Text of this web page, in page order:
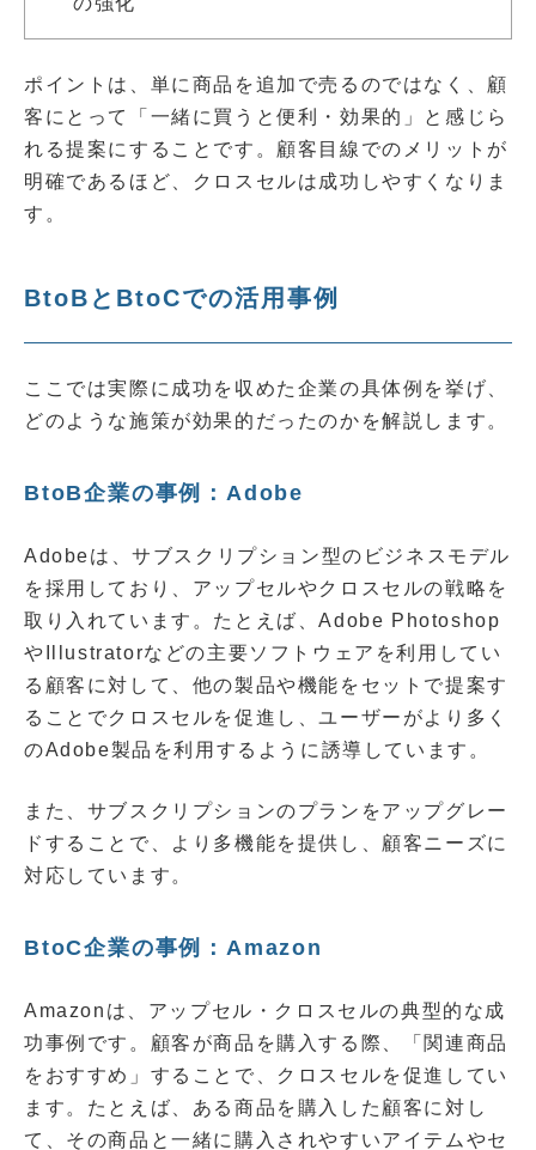
ポイントは、単に商品を追加で売るのではなく、顧
客にとって「一緒に買うと便利・効果的」と感じら
れる提案にすることです。顧客目線でのメリットが
明確であるほど、クロスセルは成功しやすくなりま
す。
BtoBとBtoCでの活用事例
ここでは実際に成功を収めた企業の具体例を挙げ、
どのような施策が効果的だったのかを解説します。
BtoB企業の事例：Adobe
Adobeは、サブスクリプション型のビジネスモデル
を採用しており、アップセルやクロスセルの戦略を
取り入れています。たとえば、Adobe Photoshop
やIllustratorなどの主要ソフトウェアを利用してい
る顧客に対して、他の製品や機能をセットで提案す
ることでクロスセルを促進し、ユーザーがより多く
のAdobe製品を利用するように誘導しています。
また、サブスクリプションのプランをアップグレー
ドすることで、より多機能を提供し、顧客ニーズに
対応しています。
BtoC企業の事例：Amazon
Amazonは、アップセル・クロスセルの典型的な成
功事例です。顧客が商品を購入する際、「関連商品
をおすすめ」することで、クロスセルを促進してい
ます。たとえば、ある商品を購入した顧客に対し
て、その商品と一緒に購入されやすいアイテムやセ